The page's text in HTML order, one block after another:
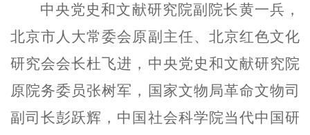
中央党史和文献研究院副院长黄一兵，
北京市人大常委会原副主任、北京红色文化
研究会会长杜飞进，中央党史和文献研究院
原院务委员张树军，国家文物局革命文物司
副司长彭跃辉，中国社会科学院当代中国研